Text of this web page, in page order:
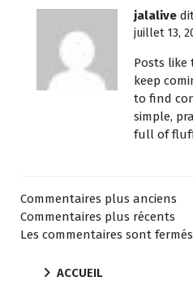
jalalive
juillet 13,
Posts like
keep
to find
simple,
full of
Commentaires plus anciens
Commentaires plus récents
Les commentaires sont
ACCUEIL